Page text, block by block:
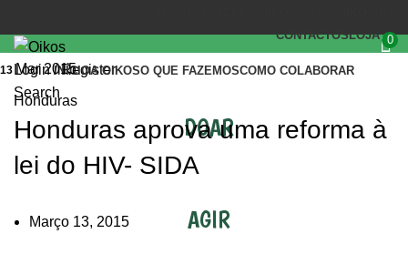
CONTACTOSLOJA 0
Login / Register
Search
INÍCIOA OIKOSO QUE FAZEMOSCOMO COLABORAR
DOAR
AGIR
Honduras
Honduras aprova uma reforma à
lei do HIV- SIDA
Março 13, 2015
13 Mar 2015